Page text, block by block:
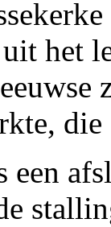
het
een